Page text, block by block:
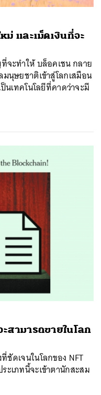
ม่ และเม็ดเงินที่จะ
จะทำให้ บล็อคเชน กลาย
นุษยชาติเข้าสู่โลกเสมือน
นเทคโนโลยีที่คาดว่าจะมี
สามารถขายในโลก
ชัดเจนในโลกของ NFT
ะเภทนี้จะเข้าตานักสะสม